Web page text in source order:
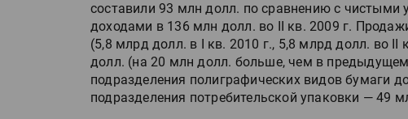
составили 93 млн долл. по сравнению с чистыми
доходами в 136 млн долл. во II кв. 2009 г.
(5,8 млрд долл. в I кв. 2010 г., 5,8 млрд долл. во
долл. (на 20 млн долл. больше, чем в
подразделения полиграфических видов бумаги
подразделения потребительской упаковки — 49